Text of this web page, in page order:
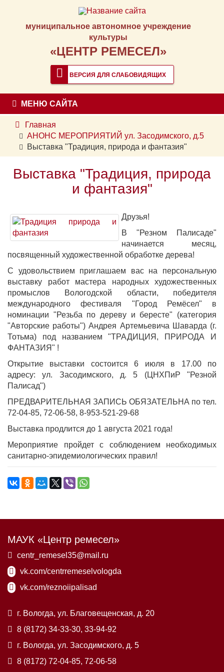
муниципальное автономное учреждение
культуры
«ЦЕНТР РЕМЕСЕЛ»
ВЕРСИЯ ДЛЯ СЛАБОВИДЯЩИХ
МЕНЮ САЙТА
Главная
АНОНС МЕРОПРИЯТИЙ ул. Засодимского, д.5
Выставка "Традиция, природа и фантазия"
Выставка "Традиция, природа
и фантазия"
Друзья!
В "Резном Палисаде"
начинается месяц,
посвященный художественной обработке дерева!
С удовольствием приглашаем вас на персональную
выставку работ мастера народных художественных
промыслов Вологодской области, победителя
международного фестиваля "Город Ремёсел" в
номинации "Резьба по дереву и бересте" (категория
"Авторские работы") Андрея Артемьевича Шаварда (г.
Тотьма) под названием "ТРАДИЦИЯ, ПРИРОДА И
ФАНТАЗИЯ" !
Открытие выставки состоится 6 июля в 17.00 по
адресу: ул. Засодимского, д. 5 (ЦНХПиР "Резной
Палисад")
ПРЕДВАРИТЕЛЬНАЯ ЗАПИСЬ ОБЯЗАТЕЛЬНА по тел.
72-04-85, 72-06-58, 8-953-521-29-68
Выставка продлится до 1 августа 2021 года!
Мероприятие пройдет с соблюдением необходимых
санитарно-эпидемиологических правил!
МАУК «Центр ремесел»
centr_remesel35@mail.ru
vk.com/centrremeselvologda
vk.com/reznoiipalisad
г. Вологда, ул. Благовещенская, д. 20
8 (8172) 34-33-30, 33-94-92
г. Вологда, ул. Засодимского, д. 5
8 (8172) 72-04-85, 72-06-58